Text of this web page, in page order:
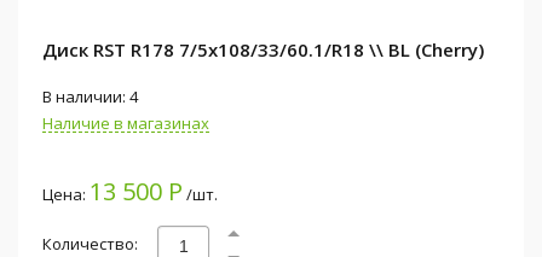
Диск RST R178 7/5x108/33/60.1/R18 \\ BL (Cherry)
В наличии: 4
Наличие в магазинах
Цена: 13 500 Р /шт.
Количество: